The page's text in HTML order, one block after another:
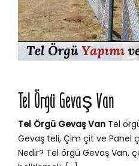
Tel Örgü Gevaş Van
Tel Örgü Gevaş Van Tel
Gevaş teli, Çim çit ve Panel
Nedir? Tel örgü Gevaş Van,